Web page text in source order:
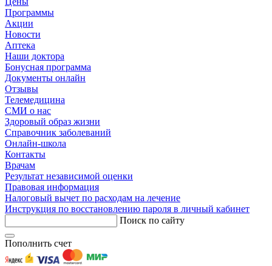
Программы
Акции
Новости
Аптека
Наши доктора
Бонусная программа
Документы онлайн
Отзывы
Телемедицина
СМИ о нас
Здоровый образ жизни
Справочник заболеваний
Онлайн-школа
Контакты
Врачам
Результат независимой оценки
Правовая информация
Налоговый вычет по расходам на лечение
Инструкция по восстановлению пароля в личный кабинет
Поиск по сайту
Пополнить счет